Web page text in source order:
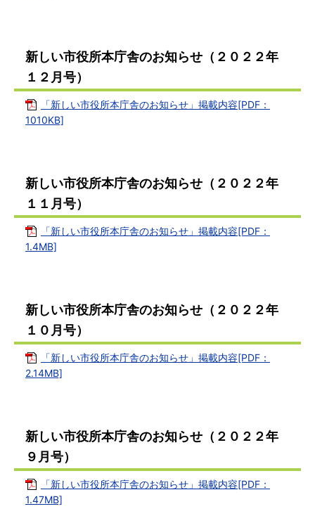
新しい市役所本庁舎のお知らせ（２０２２年
１２月号）
「新しい市役所本庁舎のお知らせ」掲載内容[PDF：
1010KB]
新しい市役所本庁舎のお知らせ（２０２２年
１１月号）
「新しい市役所本庁舎のお知らせ」掲載内容[PDF：
1.4MB]
新しい市役所本庁舎のお知らせ（２０２２年
１０月号）
「新しい市役所本庁舎のお知らせ」掲載内容[PDF：
2.14MB]
新しい市役所本庁舎のお知らせ（２０２２年
９月号）
「新しい市役所本庁舎のお知らせ」掲載内容[PDF：
1.47MB]